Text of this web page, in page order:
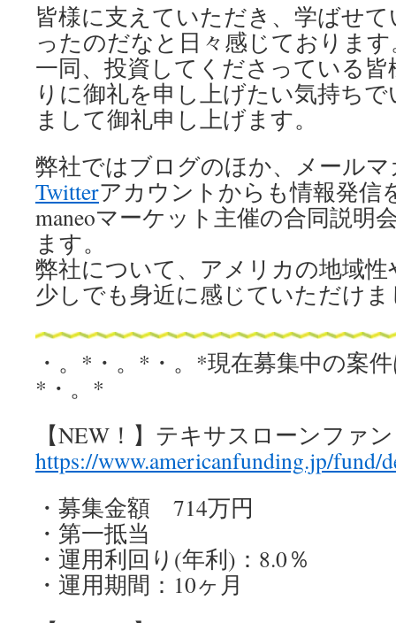
皆様に支えていただき、学ばせ
ったのだなと日々感じております
一同、 投資してくださっている
りに御礼を申し上げたい気持ち
まして御礼申し上げます。
弊社ではブログのほか、メール
Twitterアカウントからも情報発信
maneoマーケット主催の合同説明
ます。
弊社について、アメリカの地域
少しでも身近に感じていただけ
・。*・。*・。*現在募集中の案
*・。*
【NEW！】テキサスローンファ
https://www.americanfunding.jp/fund/
・募集金額 714万円
・第一抵当
・運用利回り(年利)：8.0％
・運用期間：10ヶ月